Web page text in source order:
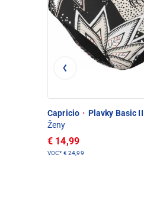
Capricio · Plavky Basic II
Ženy
€ 14,99
VOC* € 24,99